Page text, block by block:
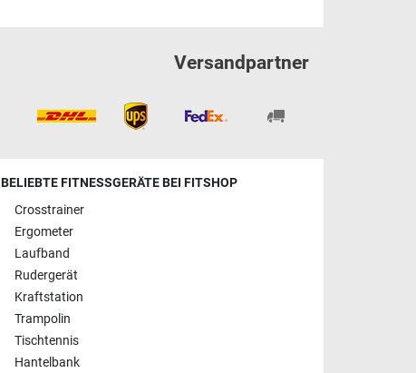
Versandpartner
BELIEBTE FITNESSGERÄTE BEI FITSHOP
Crosstrainer
Ergometer
Laufband
Rudergerät
Kraftstation
Trampolin
Tischtennis
Hantelbank